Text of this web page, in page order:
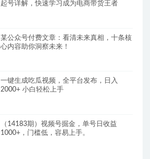
起号详解，快速学习成为电商带货王者
某公众号付费文章：看清未来真相，十条核
心内容助你洞察未来！
一键生成吃瓜视频，全平台发布，日入
2000+ 小白轻松上手
（14183期）视频号掘金，单号日收益
1000+，门槛低，容易上手。